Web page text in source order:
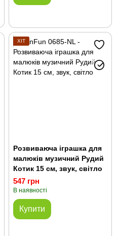
ХІТ
Розвиваюча іграшка для
малюків музичний Рудий
Котик 15 см, звук, світло
547 грн
В наявності
Купити